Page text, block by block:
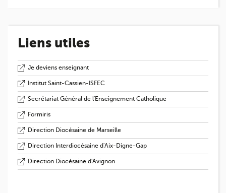
Liens utiles
Je deviens enseignant
Institut Saint-Cassien-ISFEC
Secrétariat Général de l'Enseignement Catholique
Formiris
Direction Diocésaine de Marseille
Direction Interdiocésaine d'Aix-Digne-Gap
Direction Diocésaine d'Avignon